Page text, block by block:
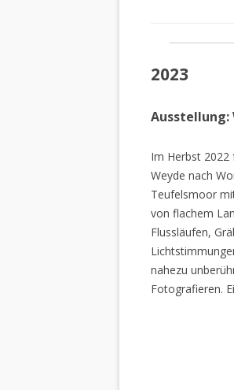
2023
Ausstellung:
Im Herbst 2022
Weyde nach
Teufelsmoor
von flachem
Flussläufen,
nahezu
Fotografieren.